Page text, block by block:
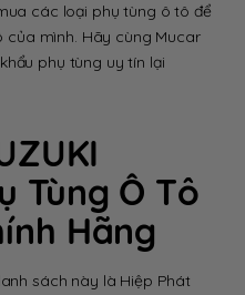
các loại phụ tùng ô tô để
mình. Hãy cùng Mucar
phụ tùng uy tín lại
Tùng Ô Tô
Hãng
sách này là Hiệp Phát